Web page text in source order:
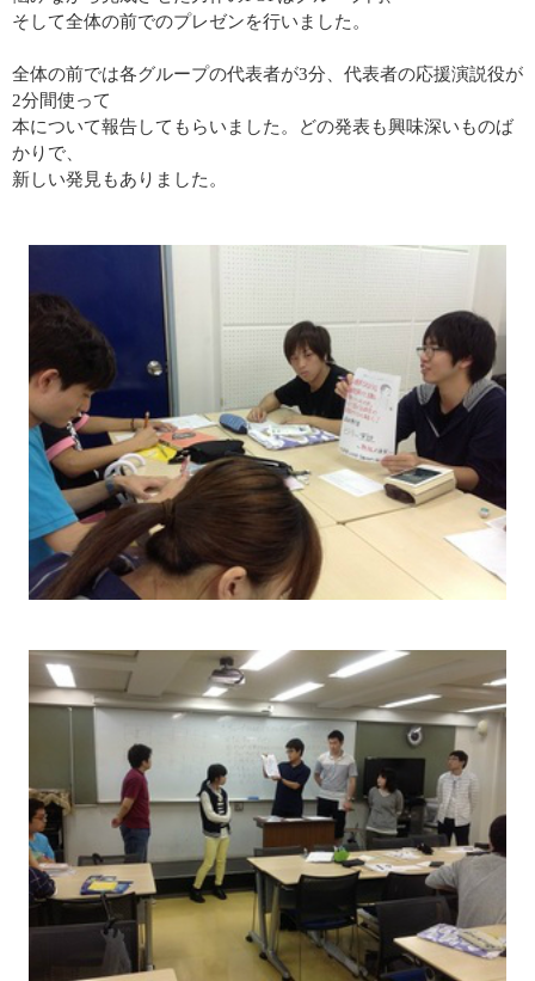
そして全体の前でのプレゼンを行いました。
全体の前では各グループの代表者が3分、代表者の応援演説役が
2分間使って
本について報告してもらいました。どの発表も興味深いものば
かりで、
新しい発見もありました。